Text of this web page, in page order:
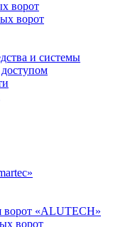
ворот
ворот
и системы
ворот «ALUTECH»
ворот